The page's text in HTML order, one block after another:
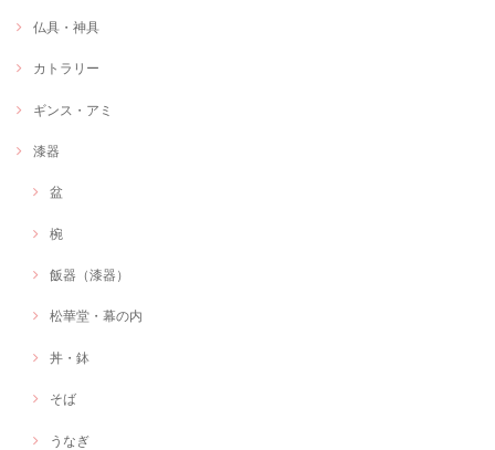
仏具・神具
カトラリー
ギンス・アミ
漆器
盆
椀
飯器（漆器）
松華堂・幕の内
丼・鉢
そば
うなぎ